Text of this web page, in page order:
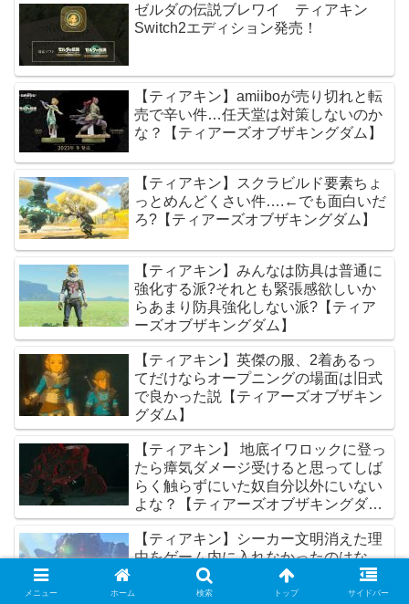
ゼルダの伝説ブレワイ ティアキン
Switch2エディション発売！
【ティアキン】amiiboが売り切れと転
売で辛い件…任天堂は対策しないのか
な？【ティアーズオブザキングダム】
【ティアキン】スクラビルド要素ちょ
っとめんどくさい件….←でも面白いだ
ろ?【ティアーズオブザキングダム】
【ティアキン】みんなは防具は普通に
強化する派?それとも緊張感欲しいか
らあまり防具強化しない派?【ティア
ーズオブザキングダム】
【ティアキン】英傑の服、2着あるっ
てだけならオープニングの場面は旧式
で良かった説【ティアーズオブザキン
グダム】
【ティアキン】 地底イワロックに登っ
たら瘴気ダメージ受けると思ってしば
らく触らずにいた奴自分以外にいない
よな？【ティアーズオブザキングダ
ム】
【ティアキン】シーカー文明消えた理
由をゲーム内に入れなかったのはな
ぜ?【ティアーズオブザキングダム】
メニュー ホーム 検索 トップ サイドバー